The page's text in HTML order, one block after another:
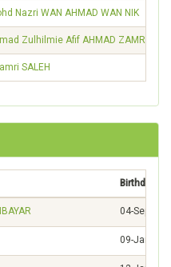
Nazri WAN AHMAD WAN NIK
Zulhilmie Afif AHMAD ZAMRI
SALEH
Birthday
04-Sep-
09-Jan-